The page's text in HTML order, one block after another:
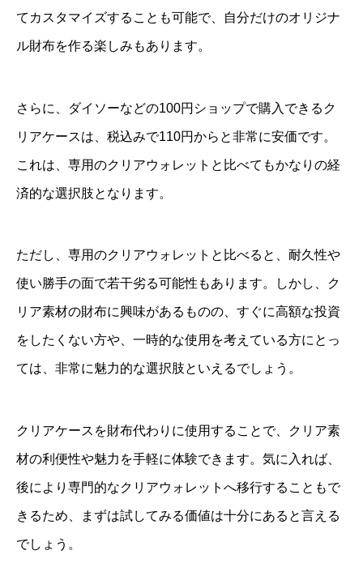
てカスタマイズすることも可能で、自分だけのオリジナ
ル財布を作る楽しみもあります。
さらに、ダイソーなどの100円ショップで購入できるク
リアケースは、税込みで110円からと非常に安価です。
これは、専用のクリアウォレットと比べてもかなりの経
済的な選択肢となります。
ただし、専用のクリアウォレットと比べると、耐久性や
使い勝手の面で若干劣る可能性もあります。しかし、ク
リア素材の財布に興味があるものの、すぐに高額な投資
をしたくない方や、一時的な使用を考えている方にとっ
ては、非常に魅力的な選択肢といえるでしょう。
クリアケースを財布代わりに使用することで、クリア素
材の利便性や魅力を手軽に体験できます。気に入れば、
後により専門的なクリアウォレットへ移行することもで
きるため、まずは試してみる価値は十分にあると言える
でしょう。